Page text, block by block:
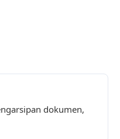
dokumen,